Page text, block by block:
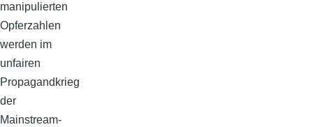
manipulierten
Opferzahlen
werden im
unfairen
Propagandkrieg
der
Mainstream-